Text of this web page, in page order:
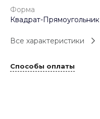
Форма
Квадрат-Прямоугольник
Все характеристики
Способы оплаты